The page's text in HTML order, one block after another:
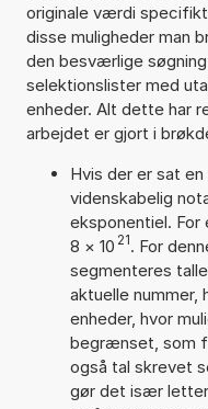
originale værdi
disse muligheder man
den besværlige
selektionslister med
enheder. Alt dette har
arbejdet er gjort i
Hvis der er sat
videnskabelig
eksponentiel. For
8 × 10 21. For
segmenteres
aktuelle nummer,
enheder, hvor
begrænset, som
også tal skrevet
gør det især